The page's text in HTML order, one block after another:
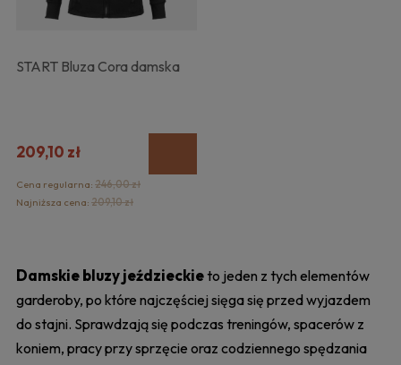
START Bluza Cora damska
209,10 zł
Cena regularna: 246,00 zł
Najniższa cena: 209,10 zł
Damskie bluzy jeździeckieto jeden z tych elementów
garderoby, po które najczęściej sięga się przed wyjazdem
do stajni. Sprawdzają się podczas treningów, spacerów z
koniem, pracy przy sprzęcie oraz codziennego spędzania